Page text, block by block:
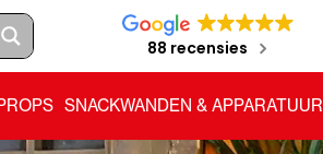
88 recensies
SNACKWANDEN & APPARATUUR